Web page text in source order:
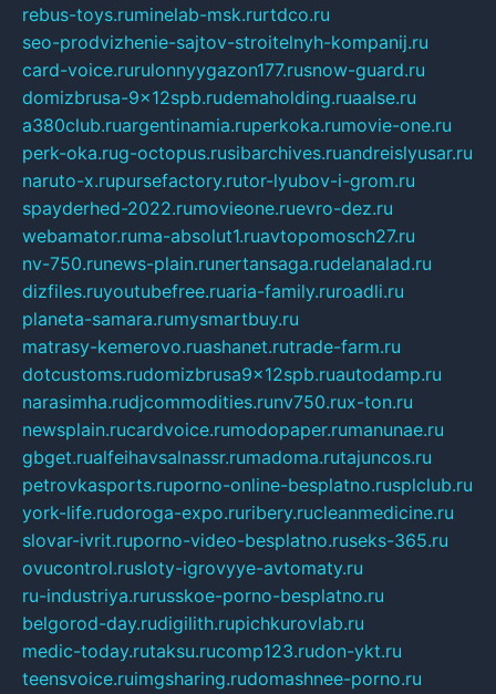
rebus-toys.ruminelab-msk.rurtdco.ru
seo-prodvizhenie-sajtov-stroitelnyh-kompanij.ru
card-voice.rurulonnyygazon177.rusnow-guard.ru
domizbrusa-9x12spb.rudemaholding.ruaalse.ru
a380club.ruargentinamia.ruperkoka.rumovie-one.ru
perk-oka.rug-octopus.rusibarchives.ruandreislyusar.ru
naruto-x.rupursefactory.rutor-lyubov-i-grom.ru
spayderhed-2022.rumovieone.ruevro-dez.ru
webamator.ruma-absolut1.ruavtopomosch27.ru
nv-750.runews-plain.runertansaga.rudelanalad.ru
dizfiles.ruyoutubefree.ruaria-family.ruroadli.ru
planeta-samara.rumysmartbuy.ru
matrasy-kemerovo.ruashanet.rutrade-farm.ru
dotcustoms.rudomizbrusa9x12spb.ruautodamp.ru
narasimha.rudjcommodities.runv750.rux-ton.ru
newsplain.rucardvoice.rumodopaper.rumanunae.ru
gbget.rualfeihavsalnassr.rumadoma.rutajuncos.ru
petrovkasports.ruporno-online-besplatno.rusplclub.ru
york-life.rudoroga-expo.ruribery.rucleanmedicine.ru
slovar-ivrit.ruporno-video-besplatno.ruseks-365.ru
ovucontrol.rusloty-igrovyye-avtomaty.ru
ru-industriya.rurusskoe-porno-besplatno.ru
belgorod-day.rudigilith.rupichkurovlab.ru
medic-today.rutaksu.rucomp123.rudon-ykt.ru
teensvoice.ruimgsharing.rudomashnee-porno.ru